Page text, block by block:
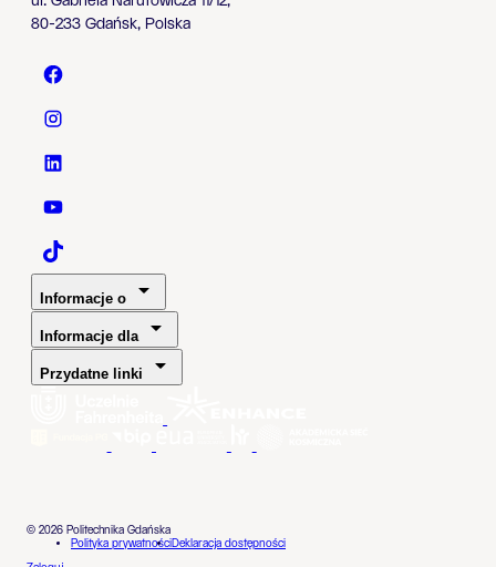
80-233 Gdańsk, Polska
Politechnika Gdańska - Facebook
Politechnika Gdańska - Instagram
Politechnika Gdańska - LinkedIn
Politechnika Gdańska - YouTube
Politechnika Gdańska - TaikTok
Informacje o
Informacje dla
Przydatne linki
© 2026 Politechnika Gdańska
Polityka prywatnościDeklaracja dostępności